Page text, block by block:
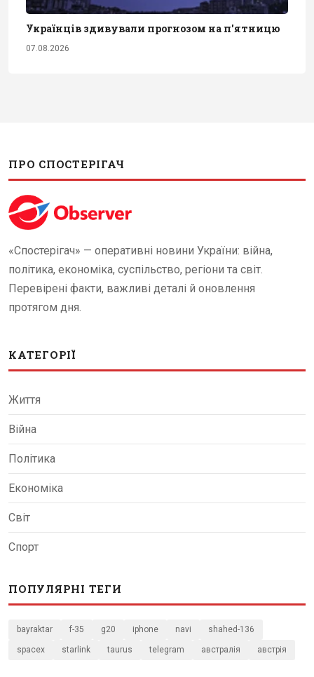
Українців здивували прогнозом на п'ятницю
07.08.2026
ПРО СПОСТЕРІГАЧ
«Спостерігач» — оперативні новини України: війна,
політика, економіка, суспільство, регіони та світ.
Перевірені факти, важливі деталі й оновлення
протягом дня.
КАТЕГОРІЇ
Життя
Війна
Політика
Економіка
Світ
Спорт
ПОПУЛЯРНІ ТЕГИ
bayraktar f-35 g20 iphone navi shahed-136
spacex starlink taurus telegram австралія австрія